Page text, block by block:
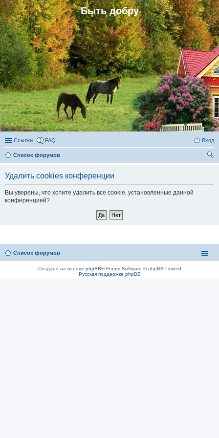
Быть добру
Ссылки FAQ Вход
Список форумов
Удалить cookies конференции
Вы уверены, что хотите удалить все cookie, установленные данной
конференцией?
Список форумов
Создано на основе phpBB® Forum Software © phpBB Limited
Русская поддержка phpBB